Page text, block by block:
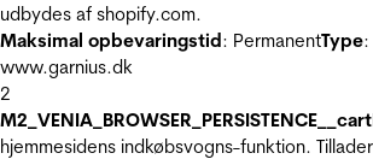
udbydes af shopify.com.
Maksimal opbevaringstid: PermanentType:
www.garnius.dk
2
hjemmesidens indkøbsvogns-funktion.